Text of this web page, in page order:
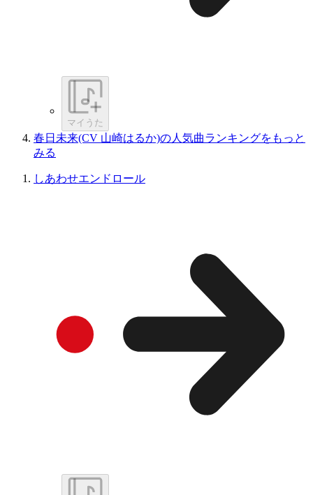
マイうた
春日未来(CV 山崎はるか)の人気曲ランキングをもっと
みる
しあわせエンドロール